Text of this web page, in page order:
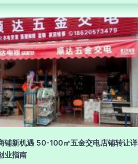
铺新机遇 50-100㎡五金交电店铺转让详
业指南